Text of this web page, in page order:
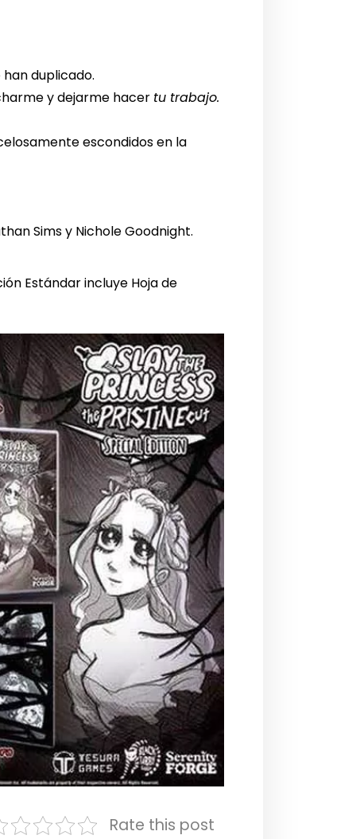
han duplicado.
y dejarme hacer tu trabajo.
escondidos en la
Sims y Nichole Goodnight.
Estándar incluye Hoja de
Rate this post